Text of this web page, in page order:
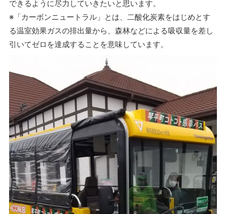
できるように尽力していきたいと思います。
※「カーボンニュートラル」とは、二酸化炭素をはじめとす
る温室効果ガスの排出量から、森林などによる吸収量を差し
引いてゼロを達成することを意味しています。